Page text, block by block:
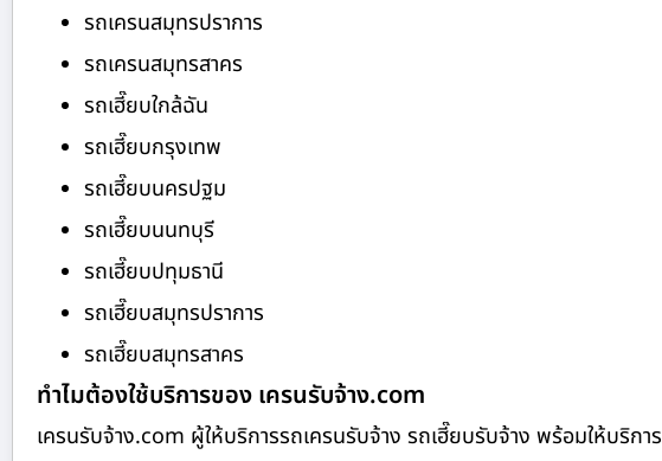
รถเครนสมุทรปราการ
รถเครนสมุทรสาคร
รถเฮี๊ยบใกล้ฉัน
รถเฮี๊ยบกรุงเทพ
รถเฮี๊ยบนครปฐม
รถเฮี๊ยบนนทบุรี
รถเฮี๊ยบปทุมธานี
รถเฮี๊ยบสมุทรปราการ
รถเฮี๊ยบสมุทรสาคร
ทำไมต้องใช้บริการของ เครนรับจ้าง.com
เครนรับจ้าง.com ผู้ให้บริการรถเครนรับจ้าง รถเฮี๊ยบรับจ้าง พร้อมให้บริก